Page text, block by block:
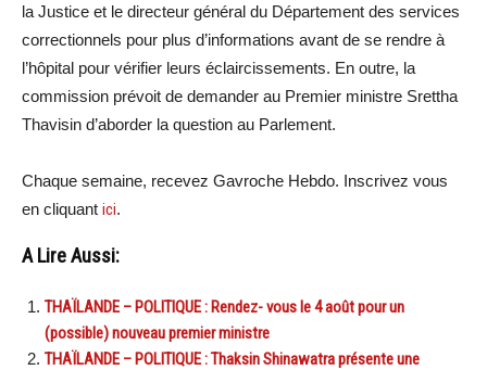
la Justice et le directeur général du Département des services
correctionnels pour plus d’informations avant de se rendre à
l’hôpital pour vérifier leurs éclaircissements. En outre, la
commission prévoit de demander au Premier ministre Srettha
Thavisin d’aborder la question au Parlement.
Chaque semaine, recevez Gavroche Hebdo. Inscrivez vous
en cliquant ici.
A Lire Aussi:
THAÏLANDE – POLITIQUE : Rendez- vous le 4 août pour un
(possible) nouveau premier ministre
THAÏLANDE – POLITIQUE : Thaksin Shinawatra présente une